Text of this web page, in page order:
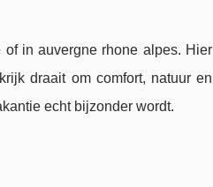
in auvergne rhone alpes. Hier
draait om comfort, natuur en
echt bijzonder wordt.